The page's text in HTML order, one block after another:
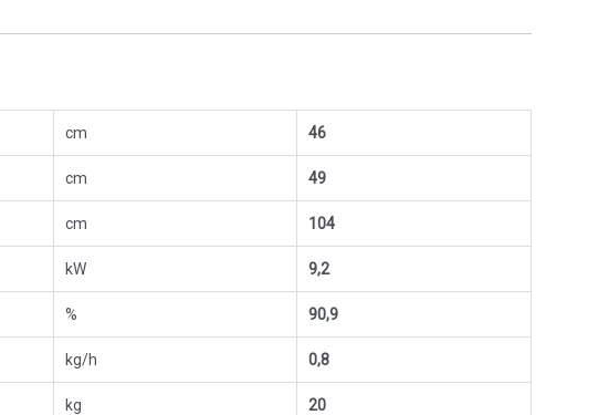
cm 46
cm 49
cm 104
kW 9,2
% 90,9
kg/h 0,8
kg 20